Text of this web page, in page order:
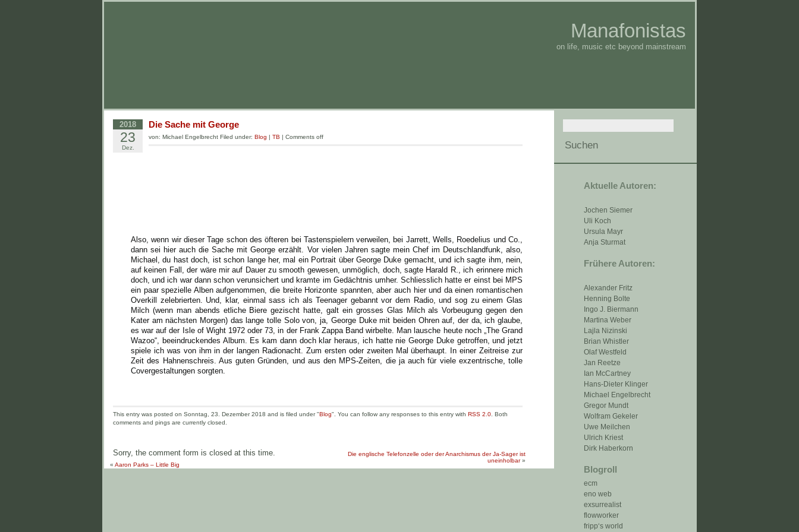
Manafonistas
on life, music etc beyond mainstream
Aktuelle Autoren:
Jochen Siemer
Uli Koch
Ursula Mayr
Anja Sturmat
Frühere Autoren:
Alexander Fritz
Henning Bolte
Ingo J. Biermann
Martina Weber
Lajla Nizinski
Brian Whistler
Olaf Westfeld
Jan Reetze
Ian McCartney
Hans-Dieter Klinger
Michael Engelbrecht
Gregor Mundt
Wolfram Gekeler
Uwe Meilchen
Ulrich Kriest
Dirk Haberkorn
Blogroll
ecm
eno web
exsurrealist
flowworker
fripp‘s world
2018
23
Dez.
Die Sache mit George
von: Michael Engelbrecht Filed under: Blog | TB | Comments off
Also, wenn wir dieser Tage schon des öfteren bei Tastenspielern verweilen, bei Jarrett, Wells, Roedelius und Co.,
dann sei hier auch die Sache mit George erzählt. Vor vielen Jahren sagte mein Chef im Deutschlandfunk, also,
Michael, du hast doch, ist schon lange her, mal ein Portrait über George Duke gemacht, und ich sagte ihm, nein,
auf keinen Fall, der wäre mir auf Dauer zu smooth gewesen, unmöglich, doch, sagte Harald R., ich erinnere mich
doch, und ich war dann schon verunsichert und kramte im Gedächtnis umher. Schliesslich hatte er einst bei MPS
ein paar spezielle Alben aufgenommen, die breite Horizonte spannten, aber auch hier und da einen romantischen
Overkill zelebrierten. Und, klar, einmal sass ich als Teenager gebannt vor dem Radio, und sog zu einem Glas
Milch (wenn man abends etliche Biere gezischt hatte, galt ein grosses Glas Milch als Vorbeugung gegen den
Kater am nächsten Morgen) das lange tolle Solo von, ja, George Duke mit beiden Ohren auf, der da, ich glaube,
es war auf der Isle of Wight 1972 oder 73, in der Frank Zappa Band wirbelte. Man lausche heute noch „The Grand
Wazoo“, beeindruckendes Album. Es kam dann doch klar heraus, ich hatte nie George Duke getroffen, und jetzt
spiele ich was von ihm in der langen Radionacht. Zum ersten oder zweiten Mal überhaupt. In einer Zeitreise zur
Zeit des Hahnenschreis. Aus guten Gründen, und aus den MPS-Zeiten, die ja auch für viele exzentrische, tolle
Covergestaltungen sorgten.
This entry was posted on Sonntag, 23. Dezember 2018 and is filed under "Blog". You can follow any responses to this entry with RSS 2.0 . Both
comments and pings are currently closed.
Sorry, the comment form is closed at this time.
Die englische Telefonzelle oder der Anarchismus der Ja-Sager ist
uneinholbar»
« Aaron Parks – Little Big